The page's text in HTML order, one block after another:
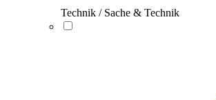
Technik / Sache & Technik